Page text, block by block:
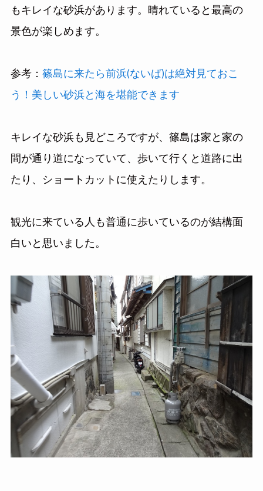
もキレイな砂浜があります。晴れていると最高の
景色が楽しめます。
参考： 篠島に来たら前浜(ないば)は絶対見ておこ
う！美しい砂浜と海を堪能できます
キレイな砂浜も見どころですが、篠島は家と家の
間が通り道になっていて、歩いて行くと道路に出
たり、ショートカットに使えたりします。
観光に来ている人も普通に歩いているのが結構面
白いと思いました。